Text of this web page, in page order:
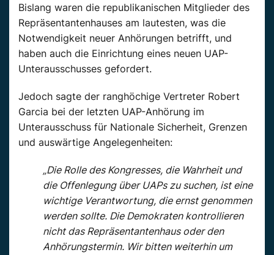
Bislang waren die republikanischen Mitglieder des
Repräsentantenhauses am lautesten, was die
Notwendigkeit neuer Anhörungen betrifft, und
haben auch die Einrichtung eines neuen UAP-
Unterausschusses gefordert.
Jedoch sagte der ranghöchige Vertreter Robert
Garcia bei der letzten UAP-Anhörung im
Unterausschuss für Nationale Sicherheit, Grenzen
und auswärtige Angelegenheiten:
„Die Rolle des Kongresses, die Wahrheit und
die Offenlegung über UAPs zu suchen, ist eine
wichtige Verantwortung, die ernst genommen
werden sollte. Die Demokraten kontrollieren
nicht das Repräsentantenhaus oder den
Anhörungstermin. Wir bitten weiterhin um